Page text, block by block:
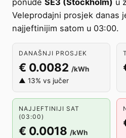
ponude SE3 (Stockholm) u
Veleprodajni prosjek danas
najjeftinijim satom u 03:00.
DANAŠNJI PROSJEK
€ 0.0082 /kWh
▲ 13% vs jučer
NAJJEFTINIJI SAT
(03:00)
€ 0.0018 /kWh